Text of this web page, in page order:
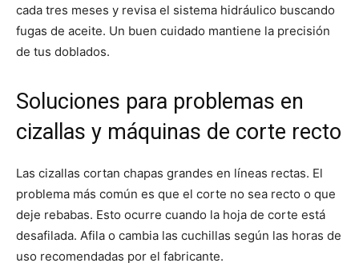
cada tres meses y revisa el sistema hidráulico buscando
fugas de aceite. Un buen cuidado mantiene la precisión
de tus doblados.
Soluciones para problemas en
cizallas y máquinas de corte recto
Las cizallas cortan chapas grandes en líneas rectas. El
problema más común es que el corte no sea recto o que
deje rebabas. Esto ocurre cuando la hoja de corte está
desafilada. Afila o cambia las cuchillas según las horas de
uso recomendadas por el fabricante.